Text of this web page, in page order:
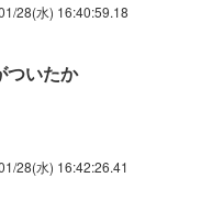
28(水) 16:40:59.18
ついたか
28(水) 16:42:26.41